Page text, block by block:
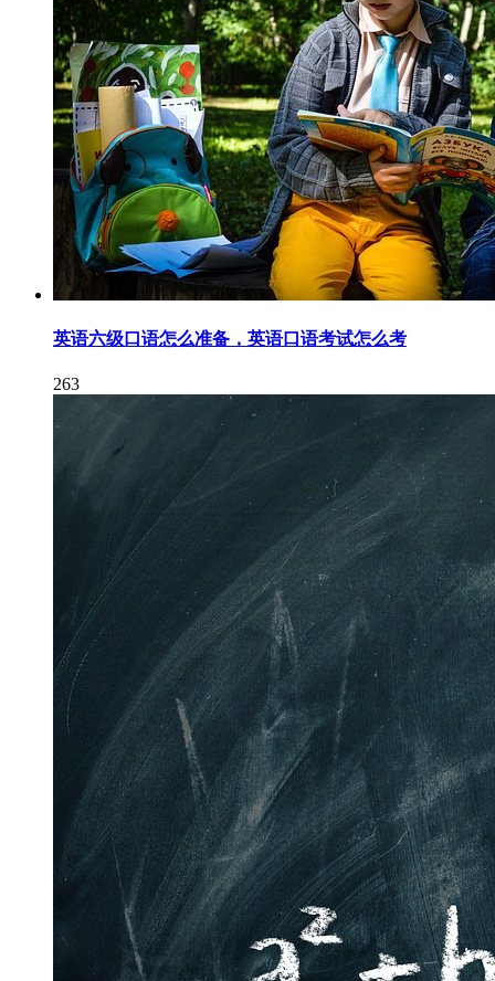
英语六级口语怎么准备，英语口语考试怎么考
263